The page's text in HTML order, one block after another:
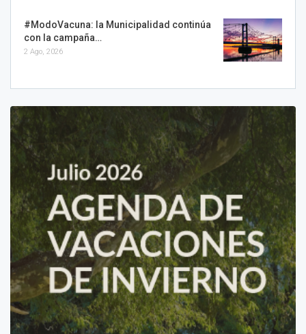
#ModoVacuna: la Municipalidad continúa
con la campaña…
2 Ago, 2026